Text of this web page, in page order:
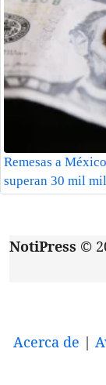
Remesas a
superan 30 mil
NotiPress ©
Acerca de |